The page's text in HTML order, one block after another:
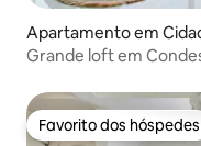
Apartamento em
Grande loft em
Favorito dos hóspedes
Favorito dos hóspedes